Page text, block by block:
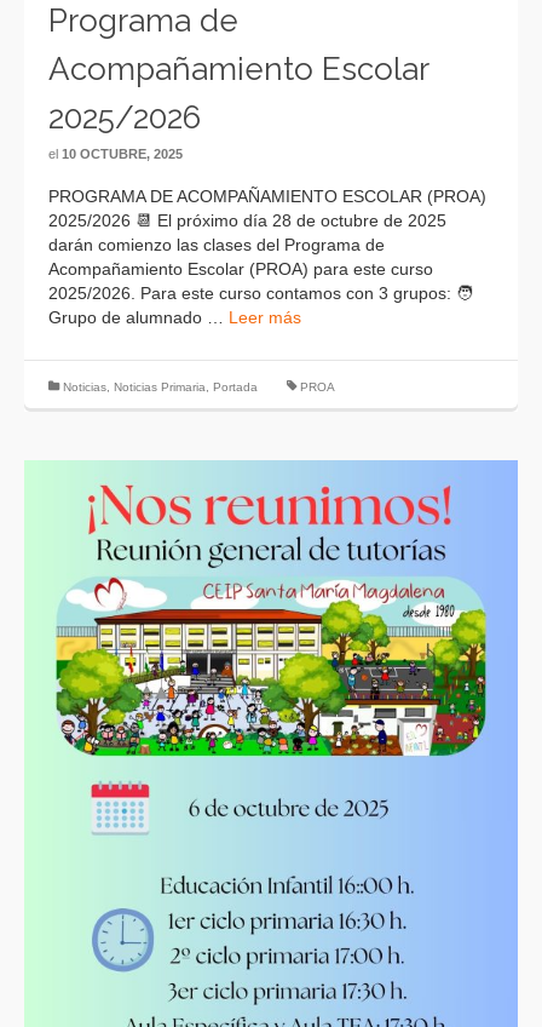
Programa de
Acompañamiento Escolar
2025/2026
el 10 OCTUBRE, 2025
PROGRAMA DE ACOMPAÑAMIENTO ESCOLAR (PROA)
2025/2026 📆 El próximo día 28 de octubre de 2025
darán comienzo las clases del Programa de
Acompañamiento Escolar (PROA) para este curso
2025/2026. Para este curso contamos con 3 grupos: 🧑
Grupo de alumnado … Leer más
Noticias Noticias Primaria Portada PROA